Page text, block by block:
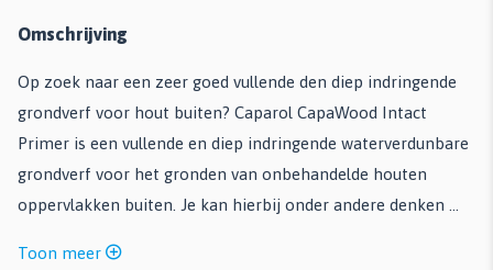
Omschrijving
Op zoek naar een zeer goed vullende den diep indringende
grondverf voor hout buiten? Caparol CapaWood Intact
Primer is een vullende en diep indringende waterverdunbare
grondverf voor het gronden van onbehandelde houten
oppervlakken buiten. Je kan hierbij onder andere denken ...
Toon meer